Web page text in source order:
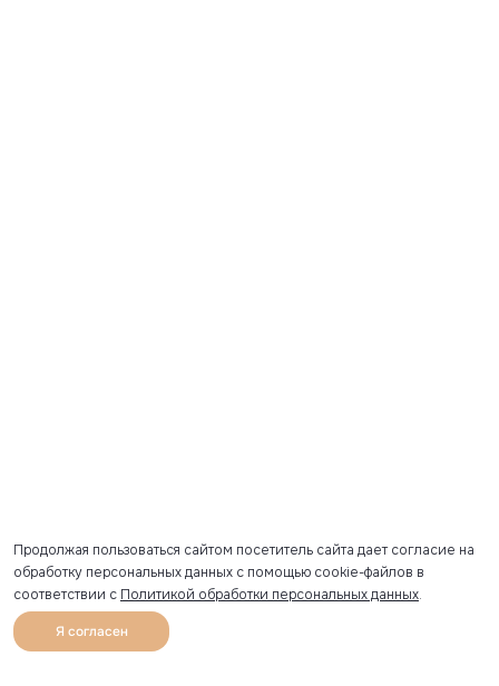
Каталог Избранное
Продолжая пользоваться сайтом посетитель сайта дает согласие на
обработку персональных данных с помощью cookie-файлов в
соответствии с Политикой обработки персональных данных.
Я согласен